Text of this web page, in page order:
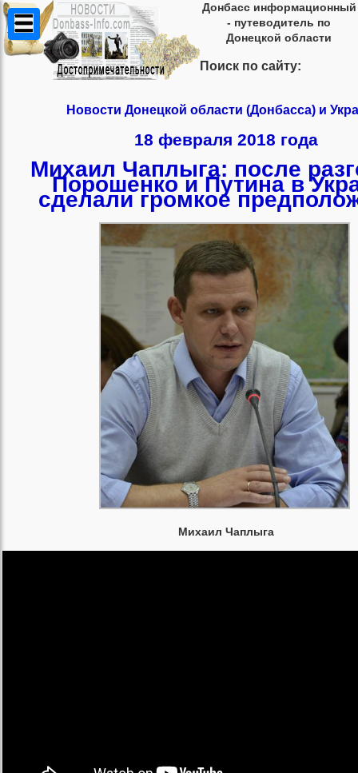
Донбасс информационный
- путеводитель по
Донецкой области
Поиск по сайту:
Новости Донецкой области (Донбасса) и
18 февраля 2018 года
Михаил Чаплыга: после
Порошенко и Путина в
сделали громкое
Михаил Чаплыга